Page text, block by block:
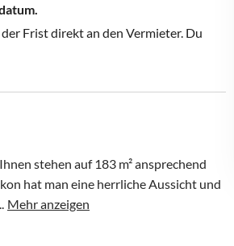
Frist direkt an den Vermieter. Du
stehen auf 183 m² ansprechend
hat man eine herrliche Aussicht und
Mehr anzeigen